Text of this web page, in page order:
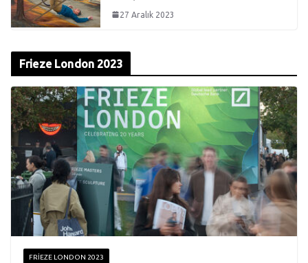
27 Aralık 2023
Frieze London 2023
FRIEZE LONDON 2023